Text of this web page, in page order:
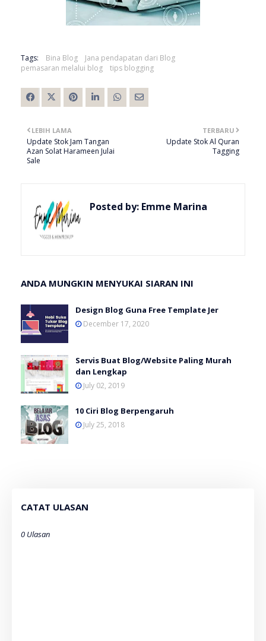
Tags: Bina Blog
Jana pendapatan dari Blog
pemasaran melalui blog
tips blogging
TERBARU
Update Stok Al Quran
Tagging
LEBIH LAMA
Update Stok Jam Tangan
Azan Solat Harameen Julai
Sale
Posted by: Emme Marina
ANDA MUNGKIN MENYUKAI SIARAN INI
Design Blog Guna Free Template Jer
December 17, 2020
Servis Buat Blog/Website Paling Murah
dan Lengkap
July 02, 2019
10 Ciri Blog Berpengaruh
July 25, 2018
CATAT ULASAN
0 Ulasan